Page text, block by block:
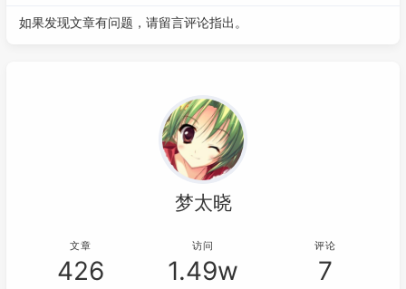
如果发现文章有问题，请留言评论指出。
梦太晓
文章
426
访问
1.49w
评论
7